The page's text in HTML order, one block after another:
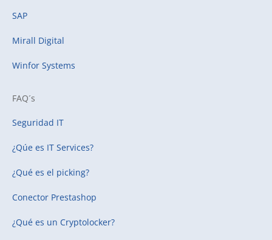
SAP
Mirall Digital
Winfor Systems
FAQ´s
Seguridad IT
¿Qúe es IT Services?
¿Qué es el picking?
Conector Prestashop
¿Qué es un Cryptolocker?